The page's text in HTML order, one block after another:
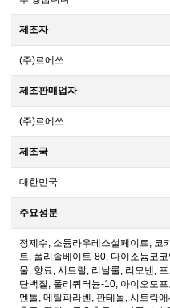
제조자
(주)르에쓰
제조판매업자
(주)르에쓰
제조국
대한민국
주요성분
정제수, 소듐라우레스설페이트, 코
트, 폴리솔베이트-80, 다이소듐코
물, 향료, 시트랄, 리날룰, 리모넨,
단백질, 폴리쿼터늄-10, 아이오도
멘톨, 메틸파라벤, 판테놀, 시트릭